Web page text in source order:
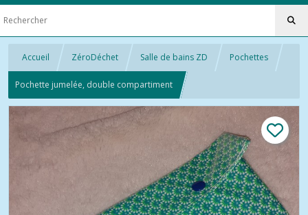
Accueil ZéroDéchet Salle de bains ZD Pochettes
Pochette jumelée, double compartiment